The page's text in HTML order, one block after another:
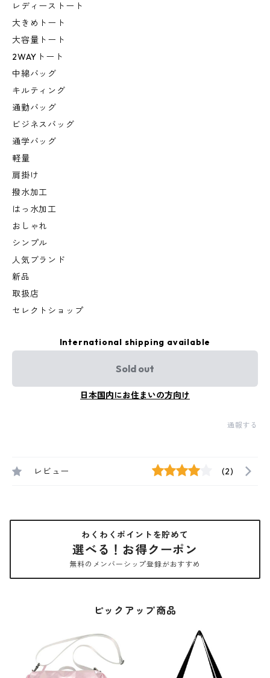
レディーストート
大きめトート
大容量トート
2WAYトート
中綿バッグ
キルティング
通勤バッグ
ビジネスバッグ
通学バッグ
軽量
肩掛け
撥水加工
はっ水加工
おしゃれ
シンプル
人気ブランド
新品
取扱店
セレクトショップ
International shipping available
Sold out
日本国内にお住まいの方向け
通報する
レビュー (2)
わくわくポイントを貯めて
選べる！お得クーポン
無料のメンバーシップ登録がおすすめ
ピックアップ商品